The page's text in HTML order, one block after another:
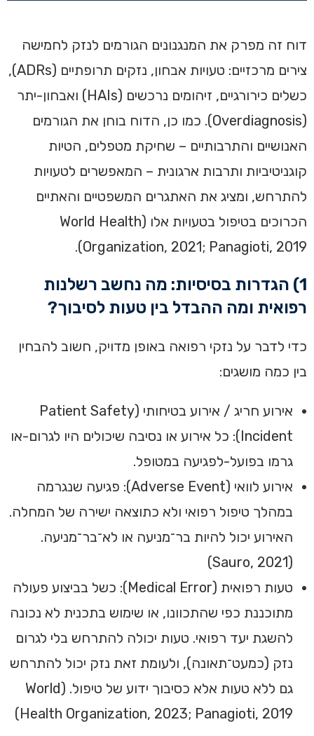
דוח זה מפרק את המנגנונים הגורמים לנזק לחמישה
צירים מרכזיים: טעויות אבחון, נזקים תרופתיים (ADRs),
כשלים כירורגיים, זיהומים נרכשים (HAIs) ואבחון-יתר
(Overdiagnosis). כמו כן, הדוח בוחן את הגורמים
האנושיים והתרבותיים – שחיקת מטפלים, הטיות
קוגניטיביות ותרבות ארגונית – המאפשרים לטעויות
להתרחש, ומציג את האתגרים המשפטיים והאתיים
הכרוכים בטיפול בטעויות אלו (World Health
Organization, 2021; Panagioti, 2019).
1) הגדרות בסיסיות: מה נחשב רשלנות
רפואית ומה ההבדל בין טעות לסיבוך?
כדי לדבר על נזקי רפואה באופן מדויק, חשוב להבחין
בין כמה מושגים:
אירוע חריג / אירוע בטיחותי (Patient Safety
Incident): כל אירוע או נסיבה שיכולים היו לגרום-או
גרמו בפועל-לפגיעה במטופל.
אירוע לוואי (Adverse Event): פגיעה שנגרמה
במהלך טיפול רפואי ולא כתוצאה ישירה של המחלה.
האירוע יכול להיות בר־מניעה או לא־בר־מניעה.
(Sauro, 2021)
טעות רפואית (Medical Error): כשל בביצוע פעולה
מתוכננת כפי שהתכוונו, או שימוש בתכנית לא נכונה
להשגת יעד רפואי. טעות יכולה להתרחש בלי לגרום
נזק (כמעט־תאונה), ולעומת זאת נזק יכול להתרחש
גם ללא טעות אלא כסיבוך ידוע של טיפול. (World
Health Organization, 2023; Panagioti, 2019)